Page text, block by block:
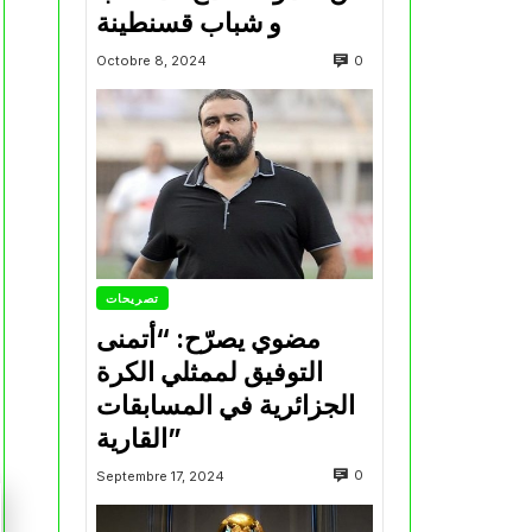
و شباب قسنطينة
Octobre 8, 2024 0
تصريحات
مضوي يصرّح: “أتمنى
التوفيق لممثلي الكرة
الجزائرية في المسابقات
القارية”
Septembre 17, 2024 0